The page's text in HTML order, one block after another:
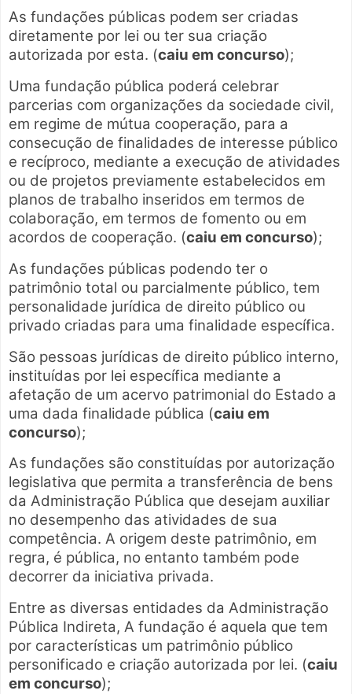
As fundações públicas podem ser criadas
diretamente por lei ou ter sua criação
autorizada por esta. (caiu em concurso);
Uma fundação pública poderá celebrar
parcerias com organizações da sociedade civil,
em regime de mútua cooperação, para a
consecução de finalidades de interesse público
e recíproco, mediante a execução de atividades
ou de projetos previamente estabelecidos em
planos de trabalho inseridos em termos de
colaboração, em termos de fomento ou em
acordos de cooperação. (caiu em concurso);
As fundações públicas podendo ter o
patrimônio total ou parcialmente público, tem
personalidade jurídica de direito público ou
privado criadas para uma finalidade específica.
São pessoas jurídicas de direito público interno,
instituídas por lei específica mediante a
afetação de um acervo patrimonial do Estado a
uma dada finalidade pública (caiu em
concurso);
As fundações são constituídas por autorização
legislativa que permita a transferência de bens
da Administração Pública que desejam auxiliar
no desempenho das atividades de sua
competência. A origem deste patrimônio, em
regra, é pública, no entanto também pode
decorrer da iniciativa privada.
Entre as diversas entidades da Administração
Pública Indireta, A fundação é aquela que tem
por características um patrimônio público
personificado e criação autorizada por lei. (caiu
em concurso);